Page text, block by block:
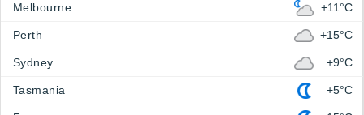
Melbourne +11°C
Perth +15°C
Sydney +9°C
Tasmania +5°C